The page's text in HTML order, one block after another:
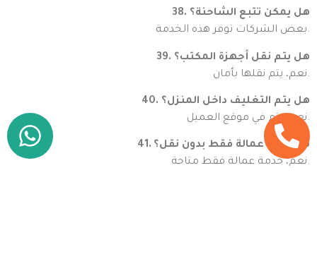
38. هل يمكن تتبع الشاحنة؟
بعض الشركات توفر هذه الخدمة.
39. هل يتم نقل أجهزة المكتب؟
نعم، يتم نقلها بأمان.
40. هل يتم التغليف داخل المنزل؟
نعم، يتم في موقع العميل.
41. هل توجد عمالة فقط بدون نقل؟
نعم، خدمة عمالة فقط متاحة.